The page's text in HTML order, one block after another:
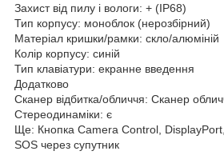
Захист від пилу і вологи: + (IP68)
Тип корпусу: моноблок (нерозбірний)
Матеріал кришки/рамки: скло/алюміній
Колір корпусу: синій
Тип клавіатури: екранне введення
Додатково
Сканер відбитка/обличчя: Сканер
Стереодинаміки: є
Ще: Кнопка Camera Control,
SOS через супутник